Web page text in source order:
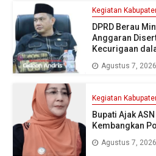
Kegiatan
DPRD Berau
Anggaran
Kecurigaan
Agustus 7, 2026
Kegiatan
Bupati Ajak
Kembangkan
Agustus 7, 2026